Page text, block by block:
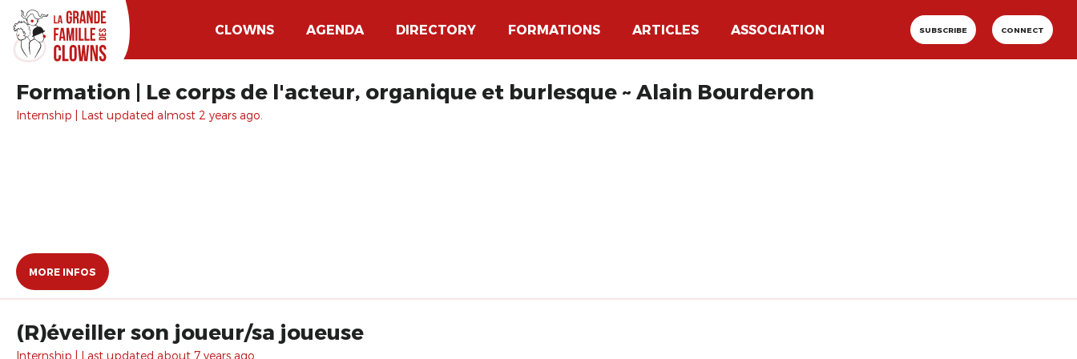
CLOWNS AGENDA DIRECTORY FORMATIONS ARTICLES ASSOCIATION SUBSCRIBE CONNECT
Formation | Le corps de l'acteur, organique et burlesque ~ Alain Bourderon
Internship | Last updated almost 2 years ago.
MORE INFOS
(R)éveiller son joueur/sa joueuse
Internship | Last updated about 7 years ago.